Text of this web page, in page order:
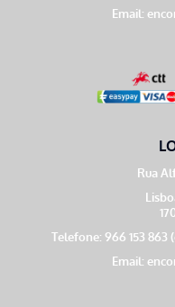
Email:
Rua
Telefone: 966 153 863
Email: